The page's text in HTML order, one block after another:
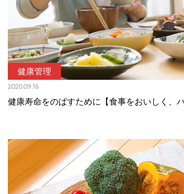
健康管理
2020.09.16
健康寿命をのばすために【食事をおいしく、